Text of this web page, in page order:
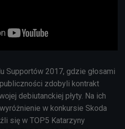
Supportów 2017, gdzie głosami
zdobyli kontrakt
debiutanckiej płyty. Na ich
w konkursie Skoda
się w TOP5 Katarzyny